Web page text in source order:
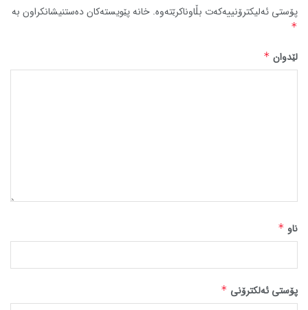
پۆستی ئەلیکترۆنییەکەت بڵاوناکرێتەوە. خانە پێویستەکان دەستنیشانکراون بە
*
لێدوان *
ناو *
پۆستی ئەلکترۆنی *